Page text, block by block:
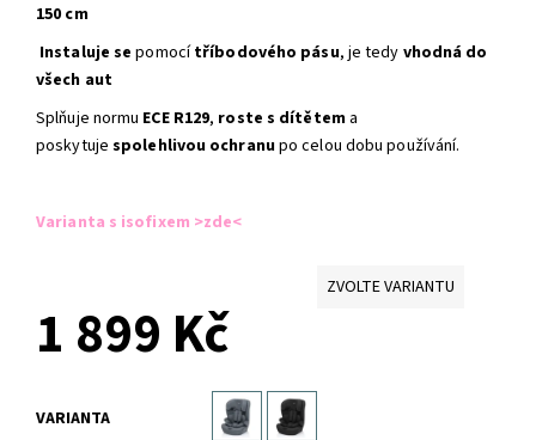
150 cm
Instaluje se pomocítříbodového pásu, je tedy vhodná do
všech aut
Splňuje normu ECE R129, roste s dítětema
poskytuje spolehlivou ochranupo celou dobu používání.
Varianta s isofixem >zde<
ZVOLTE VARIANTU
1 899 Kč
VARIANTA